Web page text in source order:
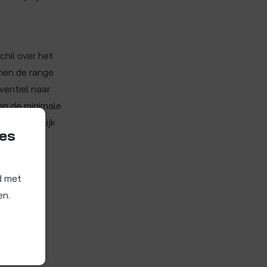
over het
de range
naar
de minimale
met